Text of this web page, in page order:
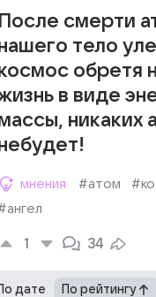
После смерти
тело
обретя
в виде
никаких
мнения #атом
1 34
дате По рейтингу